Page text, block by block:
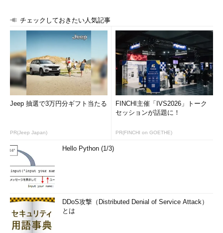
が一定の時間内に終了しない場合、監
視対象が正常に稼働していないと判断
できますが、逆に通常状態よりもパフ
ォーマンスが著しく向上した場合に
も、システム内のどこかがダウンして
いると考えることができます。
機器の稼働監視は、pingコマンド
（ICMP）などで死活を監視したり、
がないかを確認します。SNMPトラッ
のような情報をトラップとして通知で
きるかによって監視できる内容が異な
ります。
サービスの稼働監視は、そのサービ
スのポートへの接続が確立できるかを
確認したり、実際にサービスを利用し
チェックしておきたい人気記事
Jeep 抽選で3万円分ギフト当たる
PR(Jeep Japan)
FINCHI主催「IVS2026」トーク
セッションが話題に！
PR(FINCHI on GOETHE)
Hello Python (1/3)
DDoS攻撃（Distributed Denial of Service Attack）
とは